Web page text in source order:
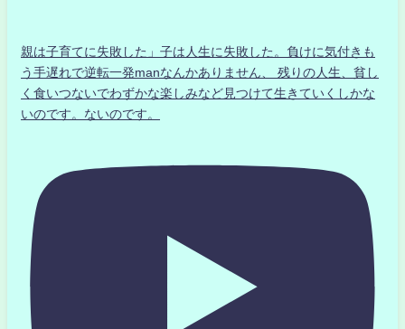
親は子育てに失敗した」子は人生に失敗した。負けに気付きも
う手遅れで逆転一発manなんかありません、 残りの人生、貧し
く食いつないでわずかな楽しみなど見つけて生きていくしかな
いのです。ないのです。